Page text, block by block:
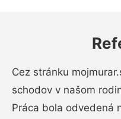
Cez stránku
schodov v našom
Práca bola odvedená